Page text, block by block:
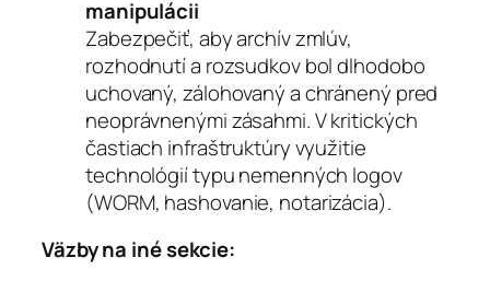
manipulácii
Zabezpečiť, aby archív zmlúv,
rozhodnutí a rozsudkov bol dlhodobo
uchovaný, zálohovaný a chránený pred
neoprávnenými zásahmi. V kritických
častiach infraštruktúry využitie
technológií typu nemenných logov
(WORM, hashovanie, notarizácia).
Väzby na iné sekcie: